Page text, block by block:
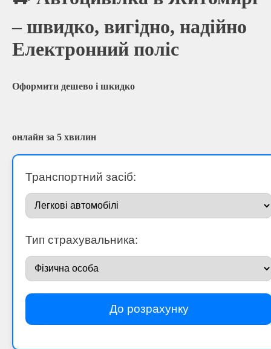
– швидко, вигідно, надійно
Електронний поліс
Оформити дешево і шкидко
онлайн за 5 хвилин
Транспортний засіб:
Тип страхувальника:
До розрахунку